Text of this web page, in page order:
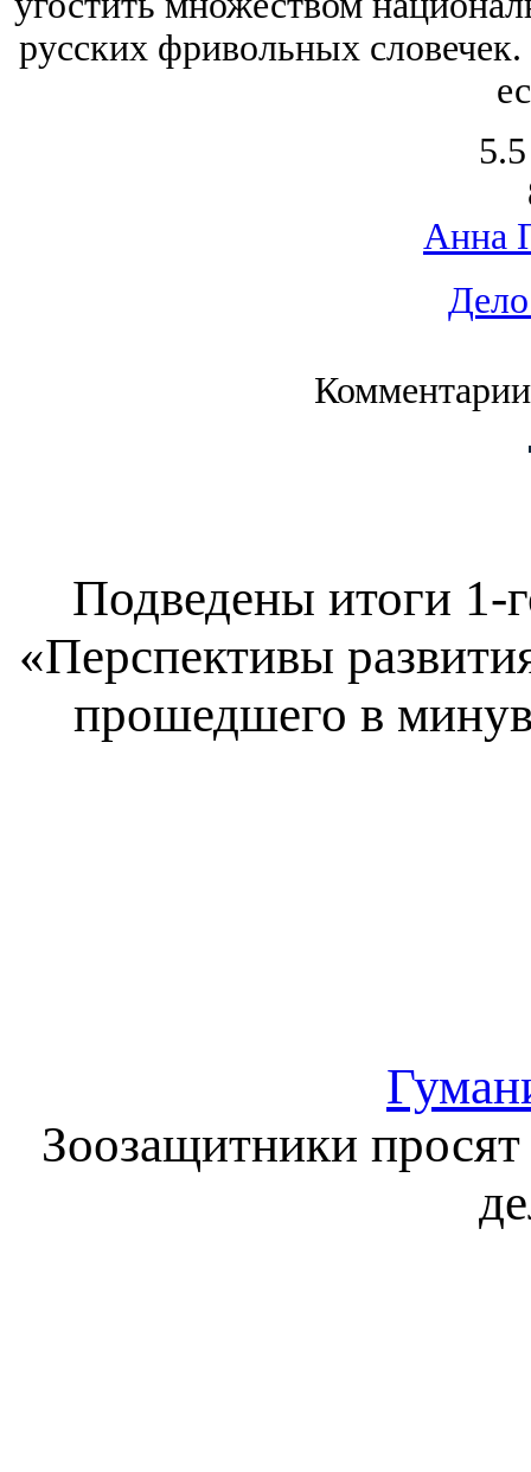
русских фривольных
Анна
Подведены итоги 1-
«Перспективы
прошедшего в
Зоозащитники просят